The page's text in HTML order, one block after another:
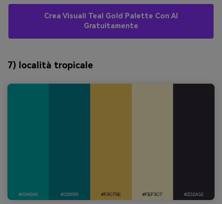
Crea Visuali Teal Gold Palette Con AI
Gratuitamente
7) località tropicale